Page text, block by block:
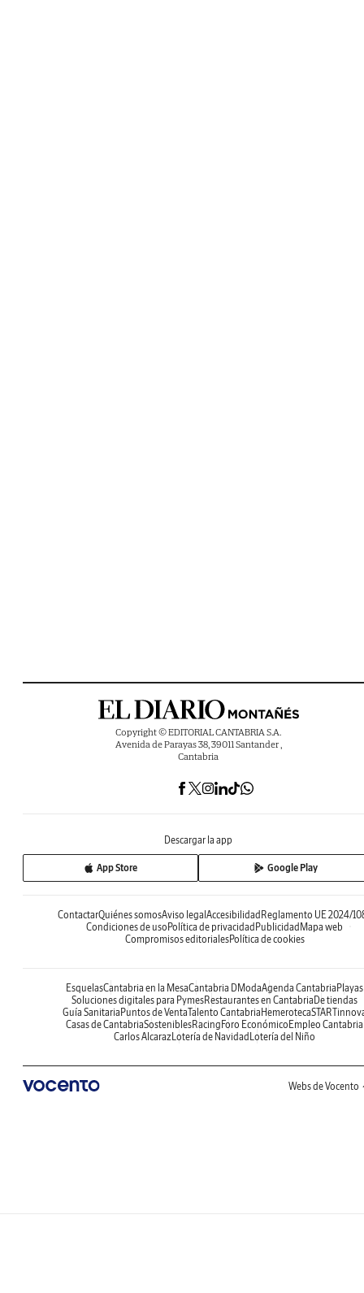
Copyright © EDITORIAL CANTABRIA S.A.
Avenida de Parayas 38, 39011 Santander ,
Cantabria
Descargar la app
App Store Google Play
ContactarQuiénes somosAviso legalAccesibilidadReglamento UE 2024/
Condiciones de usoPolítica de privacidadPublicidadMapa web
Compromisos editorialesPolítica de cookies
EsquelasCantabria en la MesaCantabria DModaAgenda CantabriaPlayas
Soluciones digitales para PymesRestaurantes en CantabriaDe tiendas
Guía SanitariaPuntos de VentaTalento CantabriaHemeroteca
Casas de CantabriaSosteniblesRacingForo EconómicoEmpleo Cantabria
Carlos AlcarazLotería de NavidadLotería del Niño
Webs de Vocento